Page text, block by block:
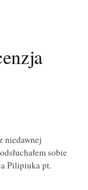
niedawnej
sobie
Pilipiuka pt.